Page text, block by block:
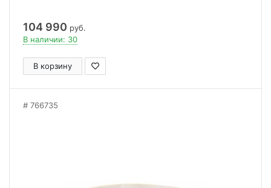
104 990 руб.
В наличии: 30
В корзину
766735